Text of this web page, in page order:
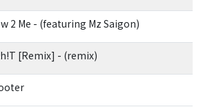
2 Me - (featuring Mz Saigon)
[Remix] - (remix)